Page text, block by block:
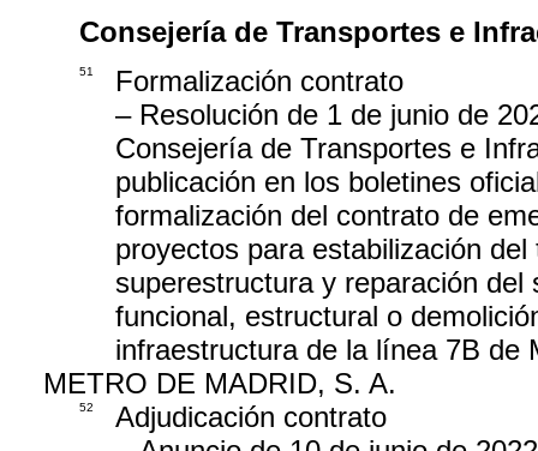
Consejería de Transportes e
51
Formalización contrato
– Resolución de 1 de junio de
Consejería de Transportes e
publicación en los boletines
formalización del contrato de
proyectos para estabilización
superestructura y reparación
funcional, estructural o
infraestructura de la línea 7B de
METRO DE MADRID, S. A.
52
Adjudicación contrato